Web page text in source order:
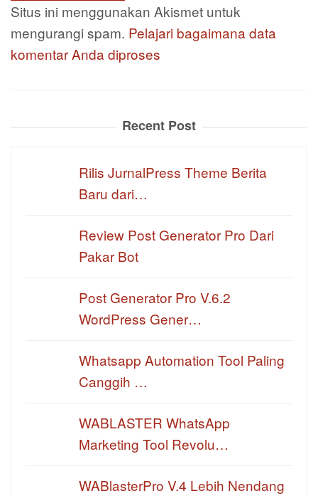
Situs ini menggunakan Akismet untuk
mengurangi spam. Pelajari bagaimana data
komentar Anda diproses
Recent Post
Rilis JurnalPress Theme Berita
Baru dari…
Review Post Generator Pro Dari
Pakar Bot
Post Generator Pro V.6.2
WordPress Gener…
Whatsapp Automation Tool Paling
Canggih …
WABLASTER WhatsApp
Marketing Tool Revolu…
WABlasterPro V.4 Lebih Nendang